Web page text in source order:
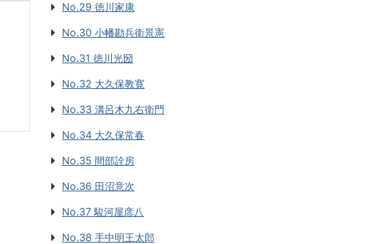
No.29 徳川家康
No.30 小幡勘兵衛景憲
No.31 徳川光圀
No.32 大久保教寛
No.33 溝呂木九右衛門
No.34 大久保常春
No.35 間部詮房
No.36 田沼意次
No.37 駿河屋彦八
No.38 手中明王太郎